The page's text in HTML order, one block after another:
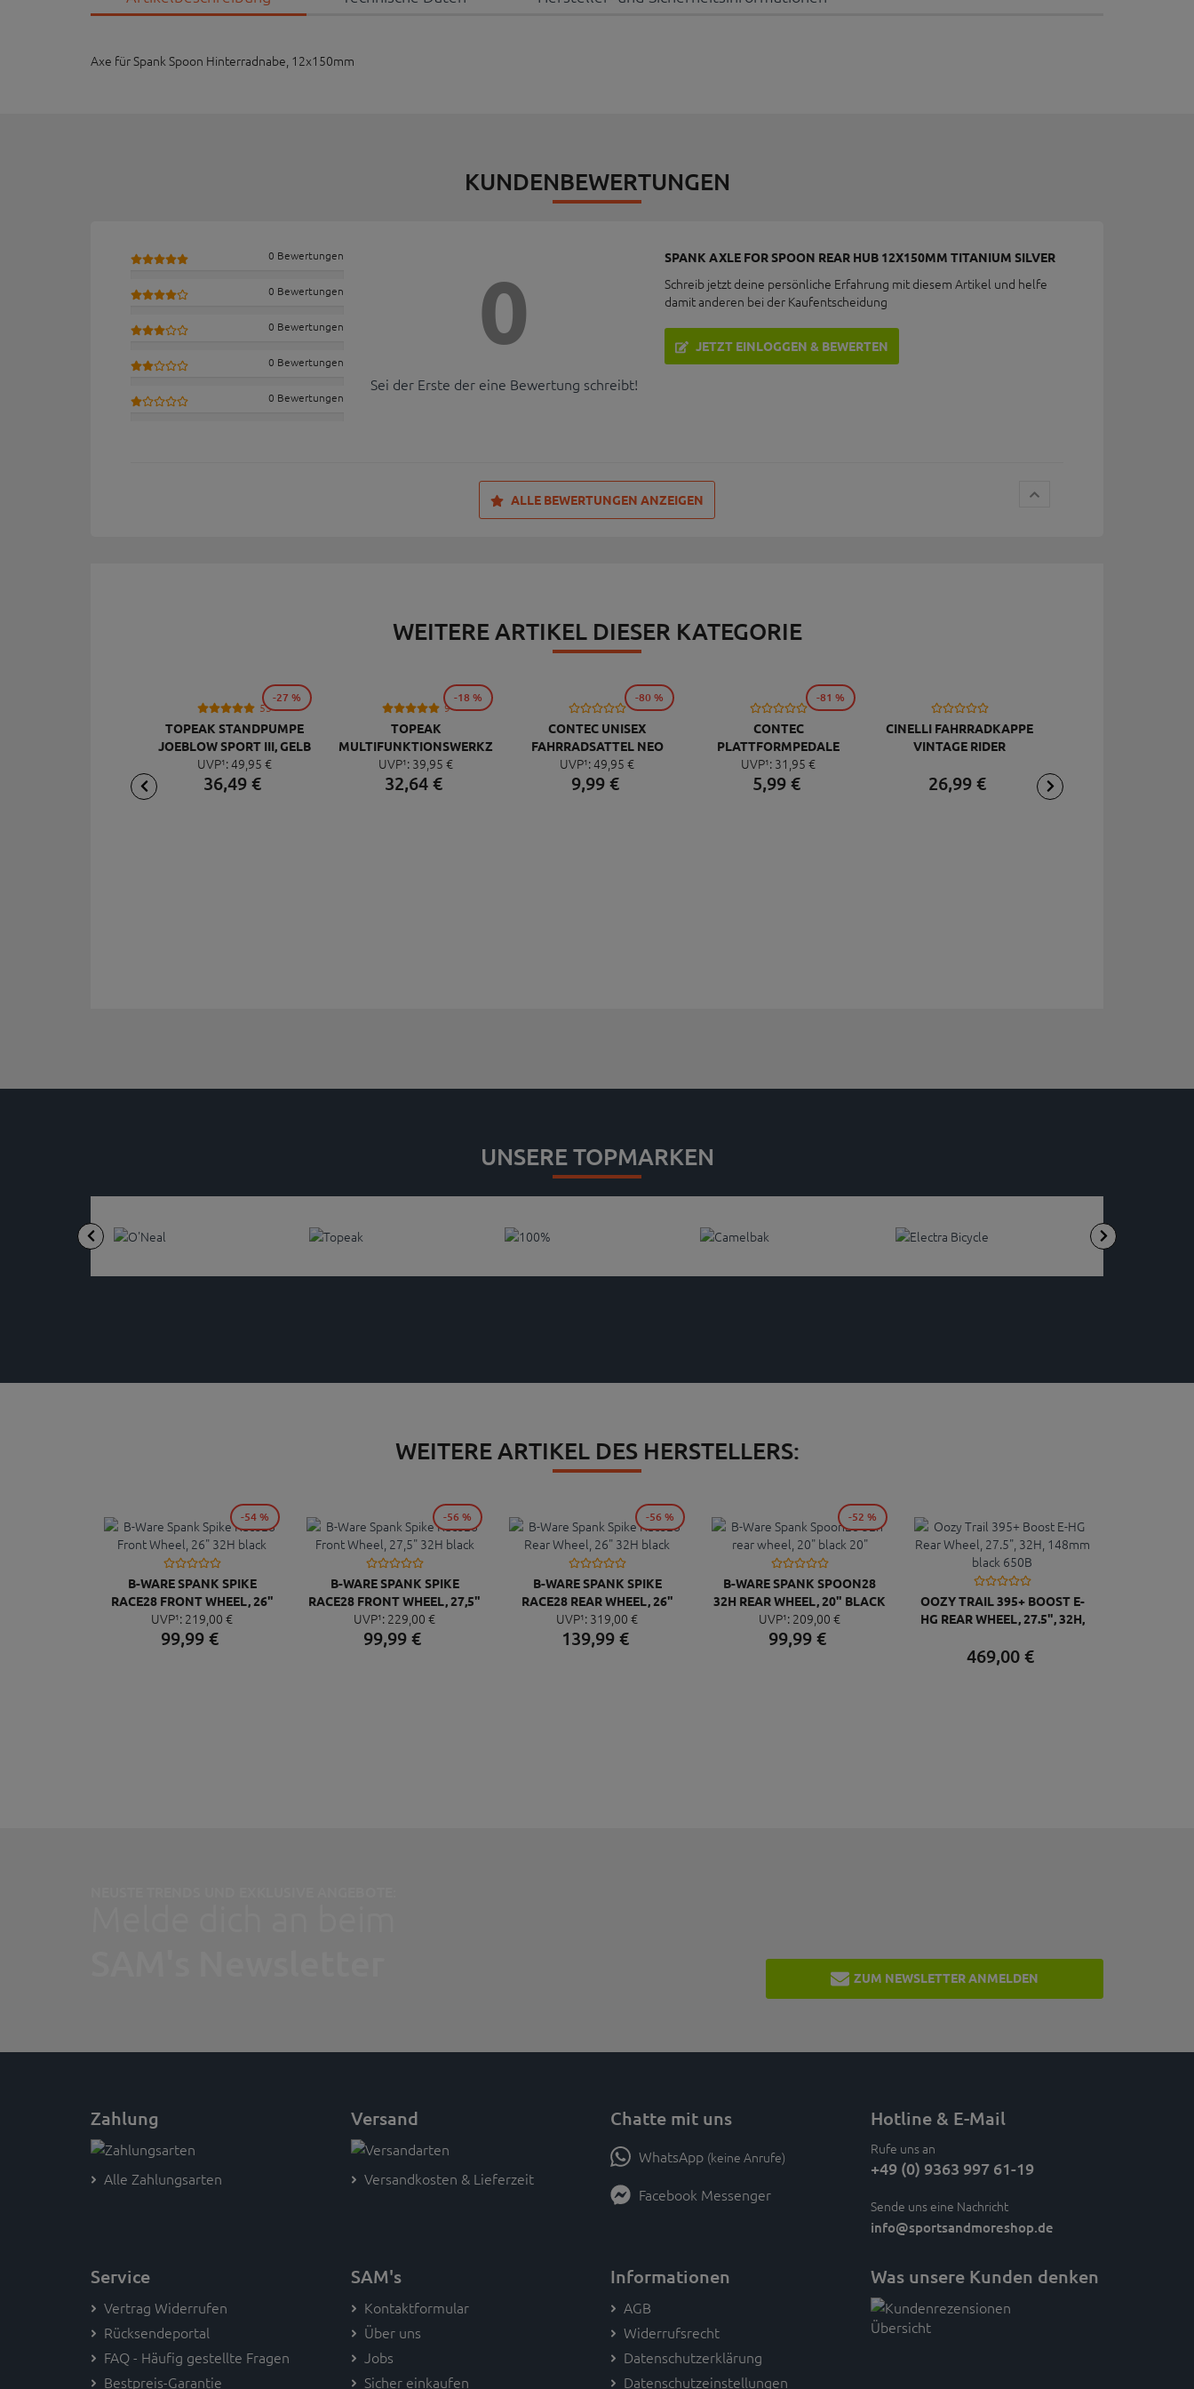
Axe für Spank Spoon Hinterradnabe, 12x150mm
KUNDENBEWERTUNGEN
0 Bewertungen
0 Bewertungen
0 Bewertungen
0 Bewertungen
0 Bewertungen
0
Sei der Erste der eine Bewertung schreibt!
SPANK AXLE FOR SPOON REAR HUB 12X150MM TITANIUM SILVER
Schreib jetzt deine persönliche Erfahrung mit diesem Artikel und helfe
damit anderen bei der Kaufentscheidung
JETZT EINLOGGEN & BEWERTEN
ALLE BEWERTUNGEN ANZEIGEN
WEITERE ARTIKEL DIESER KATEGORIE
53
TOPEAK STANDPUMPE
JOEBLOW SPORT III, GELB
UVP¹:49, 95 €
36,49€
-27 %
9
TOPEAK
MULTIFUNKTIONSWERKZEUG
MINI 20 PRO
UVP¹: 39, 95 €
32,64€
-18 %
CONTEC UNISEX
FAHRRADSATTEL NEO
PACE ZX CUT
UVP¹:49, 95 €
9,99 €
-80 %
CONTEC
PLATTFORMPEDALE
QUICK NEO DELUXE
UVP¹: 31, 95 €
5,99 €
-81 %
CINELLI FAHRRADKAPPE
VINTAGE RIDER
26,99€
UNSERE TOPMARKEN
WEITERE ARTIKEL DES HERSTELLERS:
B-WARE SPANK SPIKE
RACE28 FRONT WHEEL, 26"
32H BLACK
UVP¹: 219, 00 €
99,99€
-54 %
B-WARE SPANK SPIKE
RACE28 FRONT WHEEL, 27,5"
32H BLACK
UVP¹: 229, 00 €
99,99€
-56 %
B-WARE SPANK SPIKE
RACE28 REAR WHEEL, 26"
32H BLACK
UVP¹: 319, 00 €
139,99 €
-56 %
B-WARE SPANK SPOON28
32H REAR WHEEL, 20" BLACK
20"
UVP¹: 209, 00 €
99,99€
-52 %
OOZY TRAIL 395+ BOOST E-
HG REAR WHEEL, 27.5", 32H,
469,00 €
ZUM NEWSLETTER ANMELDEN
Zahlung
Alle Zahlungsarten
Versand
Versandkosten & Lieferzeit
Chatte mit uns
WhatsApp (keine Anrufe)
Facebook Messenger
Hotline & E-Mail
Rufe uns an
+49 (0) 9363 997 61-19
Sende uns eine Nachricht
info@sportsandmoreshop.de
Service
Vertrag Widerrufen
Rücksendeportal
FAQ - Häufig gestellte Fragen
Bestpreis-Garantie
SAM's
Kontaktformular
Über uns
Jobs
Sicher einkaufen
Informationen
AGB
Widerrufsrecht
Datenschutzerklärung
Datenschutzeinstellungen
Was unsere Kunden denken